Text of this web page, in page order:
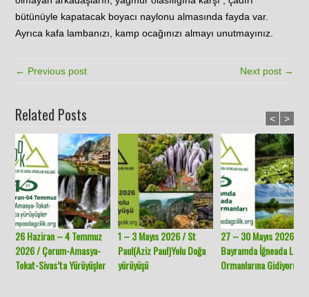
bütünüyle kapatacak boyacı naylonu almasında fayda var.
Ayrıca kafa lambanızı, kamp ocağınızı almayı unutmayınız.
← Previous post Next post →
Related Posts
26 Haziran – 4 Temmuz
2026 / Çorum-Amasya-
Tokat-Sivas’ta Yürüyüşler
1 – 3 Mayıs 2026 / St
Paul(Aziz Paul)Yolu Doğa
yürüyüşü
27 – 30 Mayıs 2026 /
Bayramda İğneada
Ormanlarına Gidiyoruz.
< >